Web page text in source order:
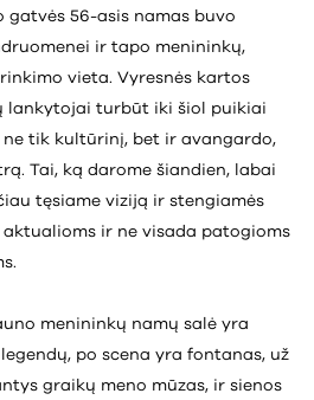
gatvės 56-asis namas buvo
ir tapo menininkų,
vieta. Vyresnės kartos
lankytojai turbūt iki šiol puikiai
tik kultūrinį, bet ir avangardo,
Tai, ką darome šiandien, labai
tęsiame viziją ir stengiamės
ir ne visada patogioms
menininkų namų salė yra
po scena yra fontanas, už
graikų meno mūzas, ir sienos